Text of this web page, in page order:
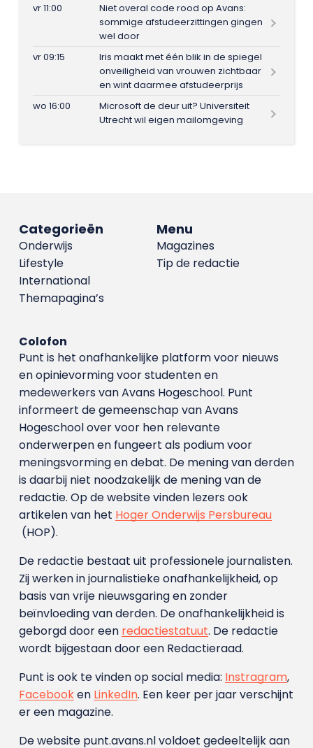
vr 11:00
Niet overal code rood op Avans:
sommige afstudeerzittingen gingen
wel door
vr 09:15
Iris maakt met één blik in de spiegel
onveiligheid van vrouwen zichtbaar
en wint daarmee afstudeerprijs
wo 16:00
Microsoft de deur uit? Universiteit
Utrecht wil eigen mailomgeving
Menu
Magazines
Tip de redactie
Categorieën
Onderwijs
Lifestyle
International
Themapagina’s
Colofon
Punt is het onafhankelijke platform voor nieuws
en opinievorming voor studenten en
medewerkers van Avans Hoge­school. Punt
informeert de gemeenschap van Avans
Hogeschool over voor hen relevante
onderwerpen en fungeert als podium voor
meningsvorming en debat. De mening van derden
is daarbij niet noodzakelijk de mening van de
redactie. Op de website vinden lezers ook
artikelen van het Hoger Onderwijs Persbureau
(HOP).
De redactie bestaat uit professionele journalisten.
Zij werken in journalistieke onafhankelijkheid, op
basis van vrije nieuwsgaring en zonder
beïnvloeding van derden. De onafhankelijkheid is
geborgd door een redactiestatuut. De redactie
wordt bijgestaan door een Redactieraad.
Punt is ook te vinden op social media: Instragram,
Facebooken LinkedIn. Een keer per jaar verschijnt
er een magazine.
De website punt.avans.nl voldoet gedeeltelijk aan